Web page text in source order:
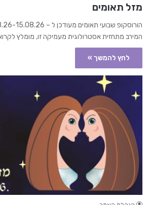
מזל תאומים
המירב מתחזית אסטרולוגית מעמיקה זו, מומלץ
לחץ להמשך »